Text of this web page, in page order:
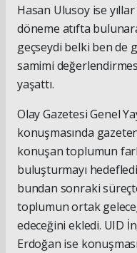
Hasan Ulusoy ise
döneme atıfta
geçseydi belki ben de
samimi
yaşattı.
Olay Gazetesi Genel
konuşmasında
konuşan toplumun
buluşturmayı
bundan sonraki
toplumun ortak
edeceğini ekledi. UID
Erdoğan ise